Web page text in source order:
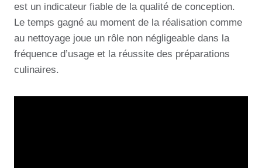
est un indicateur fiable de la qualité de conception.
Le temps gagné au moment de la réalisation comme
au nettoyage joue un rôle non négligeable dans la
fréquence d’usage et la réussite des préparations
culinaires.